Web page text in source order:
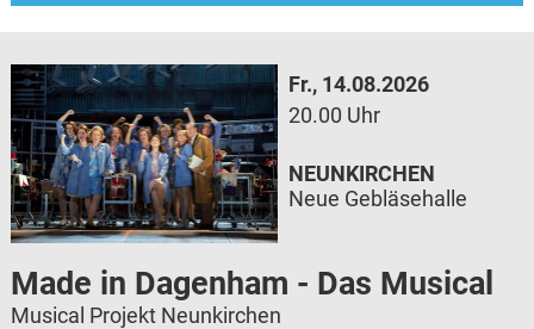
Fr., 14.08.2026
20.00 Uhr
Made in Dagenham - Das Musical
Musical Projekt Neunkirchen
NEUNKIRCHEN
Neue Gebläsehalle